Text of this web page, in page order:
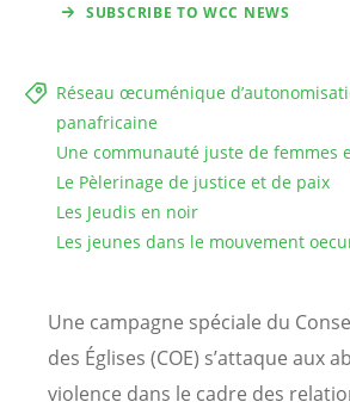
SUBSCRIBE TO WCC NEWS
Réseau œcuménique
panafricaine
Une communauté juste de femmes
Le Pèlerinage de justice et de paix
Les Jeudis en noir
Les jeunes dans le mouvement
Une campagne spéciale du
des Églises (COE) s’attaque aux
violence dans le cadre des